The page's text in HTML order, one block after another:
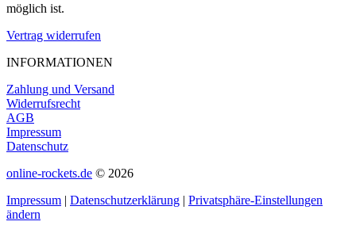
möglich ist.
Vertrag widerrufen
INFORMATIONEN
Zahlung und Versand
Widerrufsrecht
AGB
Impressum
Datenschutz
online-rockets.de © 2026
Impressum | Datenschutzerklärung | Privatsphäre-Einstellungen
ändern